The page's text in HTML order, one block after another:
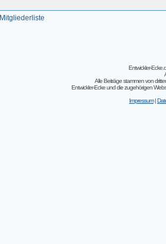
Mitgliederliste
Entwickler-
Alle Beiträge stammen von
Entwickler-Ecke und die zugehörigen
Impressum|